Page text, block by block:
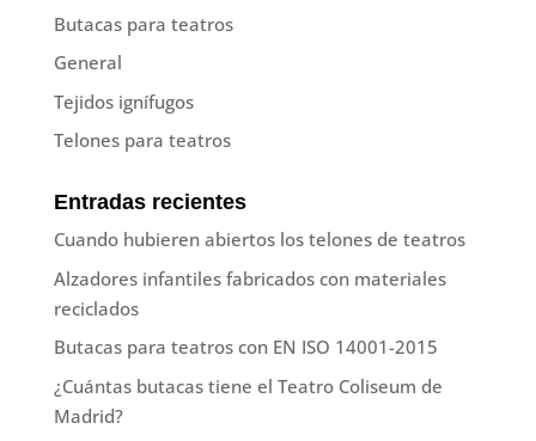
Butacas para teatros
General
Tejidos ignífugos
Telones para teatros
Entradas recientes
Cuando hubieren abiertos los telones de teatros
Alzadores infantiles fabricados con materiales
reciclados
Butacas para teatros con EN ISO 14001-2015
¿Cuántas butacas tiene el Teatro Coliseum de
Madrid?